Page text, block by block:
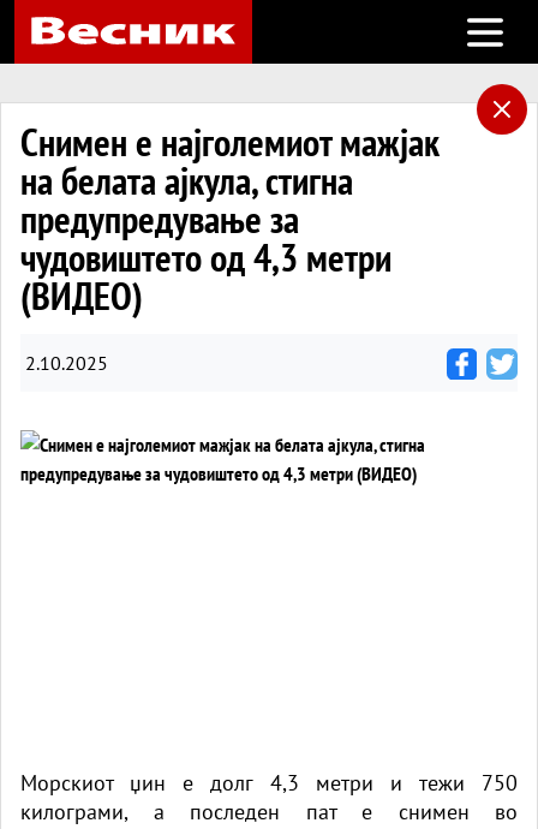
Open
Снимен е најголемиот мажјак
на белата ајкула, стигна
предупредување за
чудовиштето од 4,3 метри
(ВИДЕО)
2.10.2025
Морскиот џин е долг 4,3 метри и тежи 750
килограми, а последен пат е снимен во